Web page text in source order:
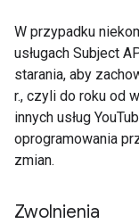
W przypadku
usługach Subject
starania, aby
r., czyli do roku od
innych usług
oprogramowania
zmian.
Zwolnienia